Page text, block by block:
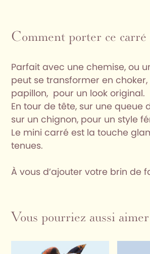
Comment porter ce carré
Parfait avec une chemise, ou
peut se transformer en
papillon, pour un look original.
En tour de tête, sur une queue
sur un chignon, pour un style
Le mini carré est la touche
tenues.
À vous d’ajouter votre brin de
Vous pourriez aussi aimer